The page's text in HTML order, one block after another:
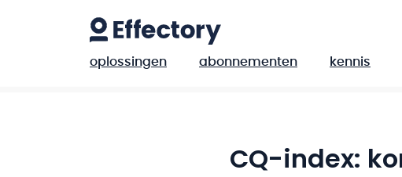
oplossingen abonnementen kennis
CQ-index: